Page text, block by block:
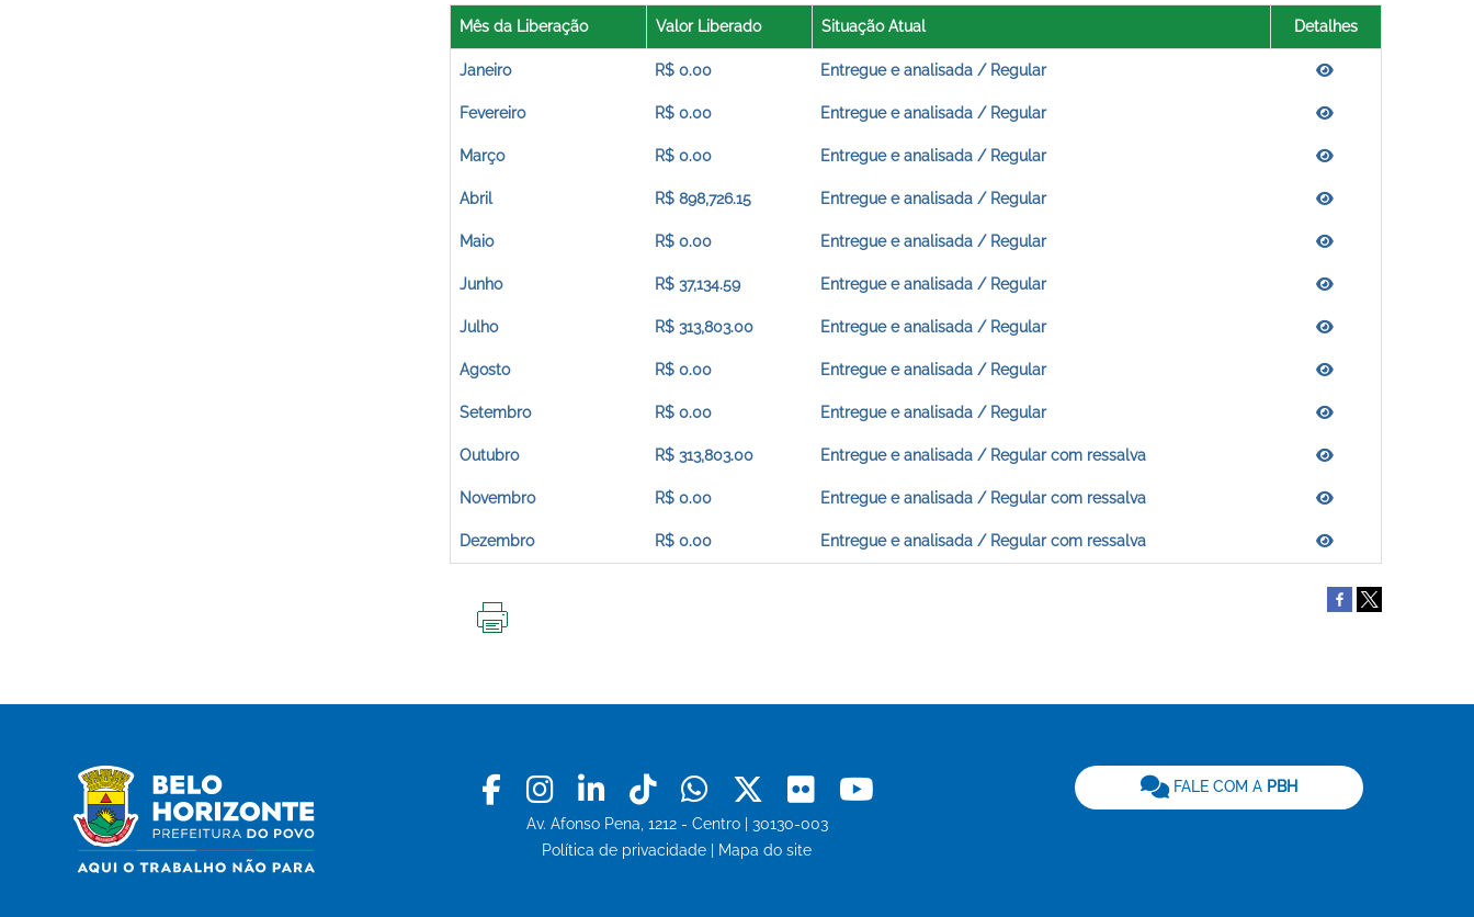
Mês da Liberação Valor Liberado Situação Atual Detalhes
Janeiro R$ 0.00 Entregue e analisada / Regular
Fevereiro R$ 0.00 Entregue e analisada / Regular
Março R$ 0.00 Entregue e analisada / Regular
Abril R$ 898,726.15 Entregue e analisada / Regular
Maio R$ 0.00 Entregue e analisada / Regular
Junho R$ 37,134.59 Entregue e analisada / Regular
Julho R$ 313,803.00 Entregue e analisada / Regular
Agosto R$ 0.00 Entregue e analisada / Regular
Setembro R$ 0.00 Entregue e analisada / Regular
Outubro R$ 313,803.00 Entregue e analisada / Regular com ressalva
Novembro R$ 0.00 Entregue e analisada / Regular com ressalva
Dezembro R$ 0.00 Entregue e analisada / Regular com ressalva
Facebook
Instagram
LinkedinTiktokWhatsapp
X Flickr
Av. Afonso Pena, 1212 - Centro | 30130-003
Política de privacidade
Mapa do site
FALE COM A PBH